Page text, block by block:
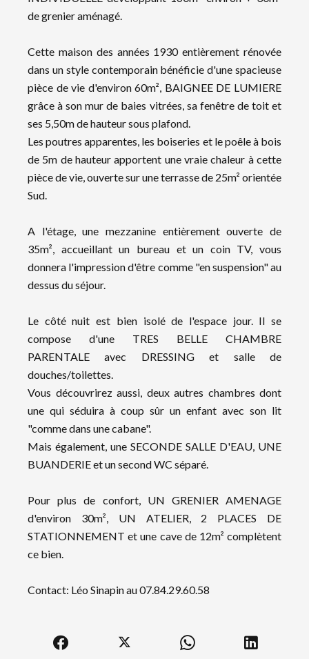
de grenier aménagé.
Cette maison des années 1930 entièrement rénovée
dans un style contemporain bénéficie d'une spacieuse
pièce de vie d'environ 60m², BAIGNEE DE LUMIERE
grâce à son mur de baies vitrées, sa fenêtre de toit et
ses 5,50m de hauteur sous plafond.
Les poutres apparentes, les boiseries et le poêle à bois
de 5m de hauteur apportent une vraie chaleur à cette
pièce de vie, ouverte sur une terrasse de 25m² orientée
Sud.
A l'étage, une mezzanine entièrement ouverte de
35m², accueillant un bureau et un coin TV, vous
donnera l'impression d'être comme "en suspension" au
dessus du séjour.
Le côté nuit est bien isolé de l'espace jour. Il se
compose d'une TRES BELLE CHAMBRE
PARENTALE avec DRESSING et salle de
douches/toilettes.
Vous découvrirez aussi, deux autres chambres dont
une qui séduira à coup sûr un enfant avec son lit
"comme dans une cabane".
Mais également, une SECONDE SALLE D'EAU, UNE
BUANDERIE et un second WC séparé.
Pour plus de confort, UN GRENIER AMENAGE
d'environ 30m², UN ATELIER, 2 PLACES DE
STATIONNEMENT et une cave de 12m² complètent
ce bien.
Contact: Léo Sinapin au 07.84.29.60.58